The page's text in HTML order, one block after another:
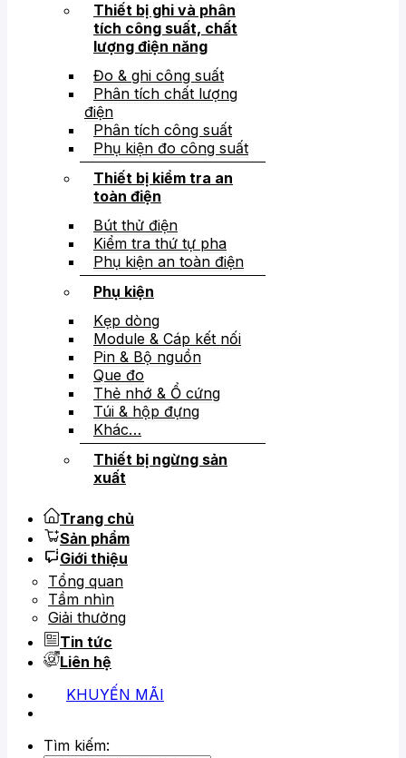
Thiết bị ghi và phân
tích công suất, chất
lượng điện năng
Đo & ghi công suất
Phân tích chất lượng
điện
Phân tích công suất
Phụ kiện đo công suất
Thiết bị kiểm tra an
toàn điện
Bút thử điện
Kiểm tra thứ tự pha
Phụ kiện an toàn điện
Phụ kiện
Kẹp dòng
Module & Cáp kết nối
Pin & Bộ nguồn
Que đo
Thẻ nhớ & Ổ cứng
Túi & hộp đựng
Khác…
Thiết bị ngừng sản
xuất
Trang chủ
Sản phẩm
Giới thiệu
Tổng quan
Tầm nhìn
Giải thưởng
Tin tức
Liên hệ
KHUYẾN MÃI
Tìm kiếm: